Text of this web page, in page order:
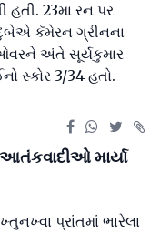
હતી. 23મા રન પર
દુબેએ કૅમેરન ગ્રીનના
અંતે સૂર્યકુમાર
સ્કોર 3/34 હતો.
માર્યા
પ્રાંતમાં ભારેલા